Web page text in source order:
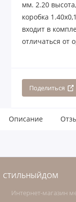
мм. 2.20
коробка
входит в
отличаться от
Поделиться
Описание
СТИЛЬНЫЙДОМ
Интернет-магазин